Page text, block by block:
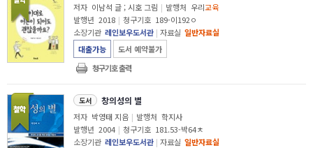
저자 이남석 글 ; 시호 그림 | 발행처 우리교육
발행년 2018 | 청구기호 189-이192ㅇ
소장기관 레인보우도서관 | 자료실 일반자료실
대출가능
도서 예약불가
청구기호 출력
도서 창의성의 별
저자 박영태 지음 | 발행처 학지사
발행년 2004 | 청구기호 181.53-박64ㅊ
소장기관 레인보우도서관 | 자료실 일반자료실